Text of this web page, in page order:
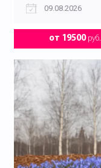
09.08.2026
от 19500руб.